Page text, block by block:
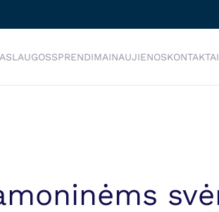
SPRENDIMAINAUJIENOSKONTAKTAI